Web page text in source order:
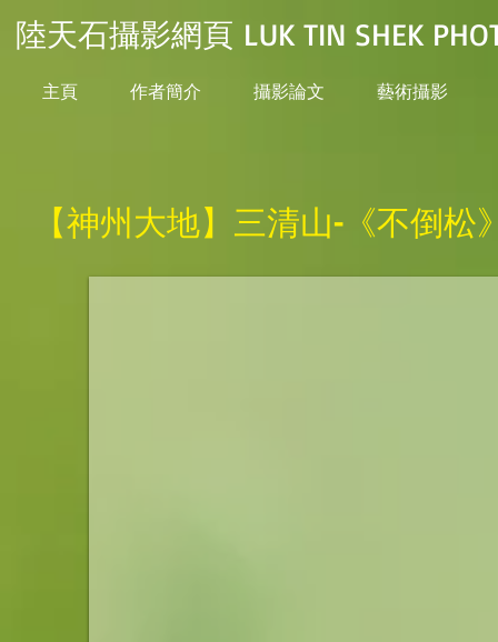
陸天石攝影網頁 LUK TIN SHEK
主頁 作者簡介 攝影論文 藝術攝影
【神州大地】三清山-《不倒松